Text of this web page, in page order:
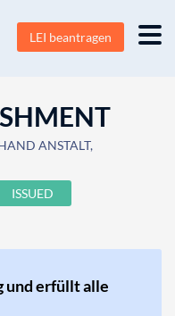
LEI beantragen
ANSTALT,
ISSUED
und erfüllt alle